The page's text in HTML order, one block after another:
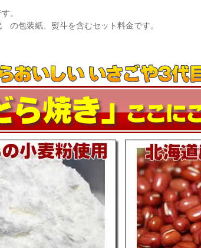
。
包装紙、熨斗を含むセット料金です。